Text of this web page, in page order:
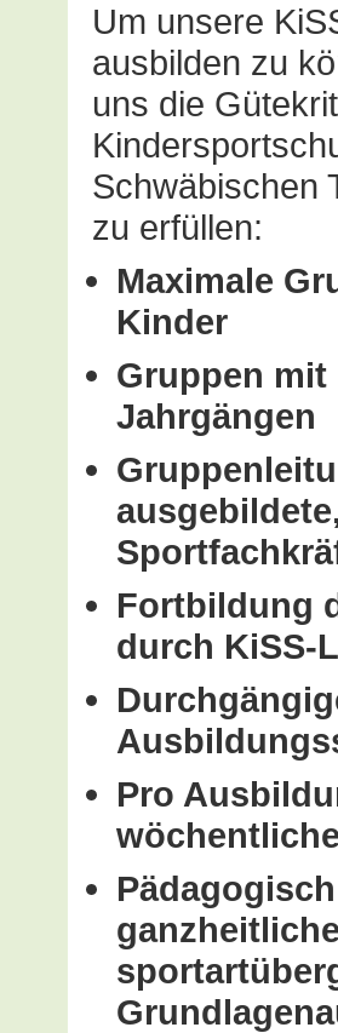
Um unsere
ausbilden zu
uns die
Schwäbischen
zu erfüllen:
Maximale
Kinder
Gruppen mit
Jahrgängen
Fortbildung
durch KiSS-
Pro